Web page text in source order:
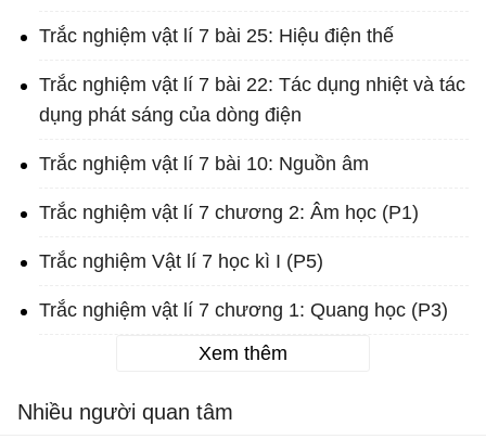
Trắc nghiệm vật lí 7 bài 25: Hiệu điện thế
Trắc nghiệm vật lí 7 bài 22: Tác dụng nhiệt và tác
dụng phát sáng của dòng điện
Trắc nghiệm vật lí 7 bài 10: Nguồn âm
Trắc nghiệm vật lí 7 chương 2: Âm học (P1)
Trắc nghiệm Vật lí 7 học kì I (P5)
Trắc nghiệm vật lí 7 chương 1: Quang học (P3)
Xem thêm
Nhiều người quan tâm